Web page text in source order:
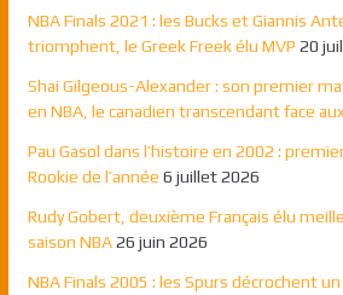
NBA Finals 2021 : les Bucks et Giannis
triomphent, le Greek Freek élu MVP 20
Shai Gilgeous-Alexander : son premier
en NBA, le canadien transcendant face
Pau Gasol dans l’histoire en 2002 :
Rookie de l’année 6 juillet 2026
Rudy Gobert, deuxième Français élu
saison NBA 26 juin 2026
NBA Finals 2005 : les Spurs décrochent